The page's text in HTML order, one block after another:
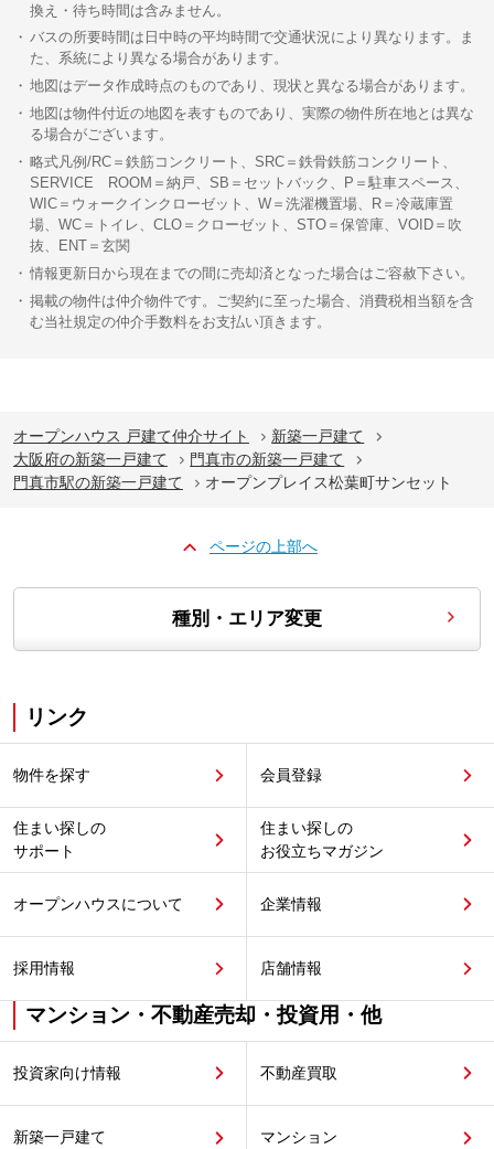
換え・待ち時間は含みません。
バスの所要時間は日中時の平均時間で交通状況により異なります。ま
た、系統により異なる場合があります。
地図はデータ作成時点のものであり、現状と異なる場合があります。
地図は物件付近の地図を表すものであり、実際の物件所在地とは異な
る場合がございます。
略式凡例/RC＝鉄筋コンクリート、SRC＝鉄骨鉄筋コンクリート、
SERVICE ROOM＝納戸、SB＝セットバック、P＝駐車スペース、
WIC＝ウォークインクローゼット、W＝洗濯機置場、R＝冷蔵庫置
場、WC＝トイレ、CLO＝クローゼット、STO＝保管庫、VOID＝吹
抜、ENT＝玄関
情報更新日から現在までの間に売却済となった場合はご容赦下さい。
掲載の物件は仲介物件です。ご契約に至った場合、消費税相当額を含
む当社規定の仲介手数料をお支払い頂きます。
オープンハウス 戸建て仲介サイト
新築一戸建て
大阪府の新築一戸建て
門真市の新築一戸建て
門真市駅の新築一戸建て
オープンプレイス松葉町サンセット
ページの上部へ
種別・エリア変更
リンク
物件を探す 会員登録
住まい探しの
サポート
住まい探しの
お役立ちマガジン
オープンハウスについて 企業情報
採用情報 店舗情報
マンション・不動産売却・投資用・他
投資家向け情報 不動産買取
新築一戸建て マンション